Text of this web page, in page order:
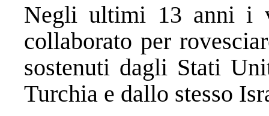
Negli ultimi 13 anni i
collaborato per
sostenuti dagli Stati
Turchia e dallo stesso